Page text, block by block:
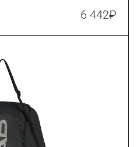
6 442₽